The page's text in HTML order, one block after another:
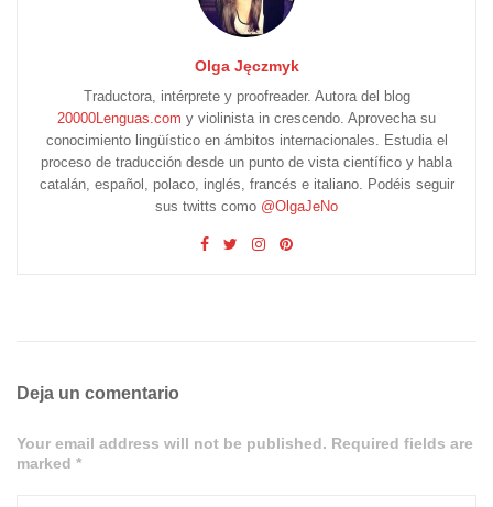
Olga Jęczmyk
Traductora, intérprete y proofreader. Autora del blog
20000Lenguas.com y violinista in crescendo. Aprovecha su
conocimiento lingüístico en ámbitos internacionales. Estudia el
proceso de traducción desde un punto de vista científico y habla
catalán, español, polaco, inglés, francés e italiano. Podéis seguir
sus twitts como @OlgaJeNo
Deja un comentario
Your email address will not be published. Required fields are
marked *